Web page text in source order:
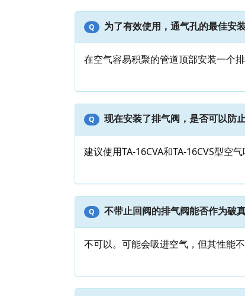
Q 为了有效使用，通气孔的最佳安
在空气容易积聚的管道顶部安装一个
Q 现在安装了排气阀，是否可以防
建议使用TA-16CVA和TA-16CVS型空
Q 不带止回阀的排气阀能否作为破
不可以。可能会吸进空气，但其性能不